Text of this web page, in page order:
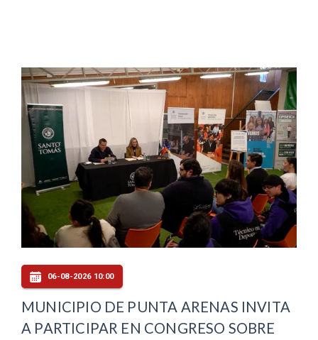
06-08-2026 10:00
MUNICIPIO DE PUNTA ARENAS INVITA
A PARTICIPAR EN CONGRESO SOBRE